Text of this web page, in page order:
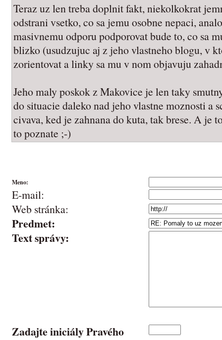
Teraz uz len treba doplnit fakt, niekolkokrat
odstrani vsetko, co sa jemu osobne nepaci,
masivnemu odporu podporovat bude to, co sa
blizko (usudzujuc aj z jeho vlastneho blogu, v
zorientovat a linky sa mu v nom objavuju
Jeho maly poskok z Makovice je len taky
do situacie daleko nad jeho vlastne moznosti a
civava, ked je zahnana do kuta, tak brese. A je
to poznate ;-)
Meno:
E-mail:
Web stránka:
Predmet:
Text správy:
Zadajte iniciály Pravého